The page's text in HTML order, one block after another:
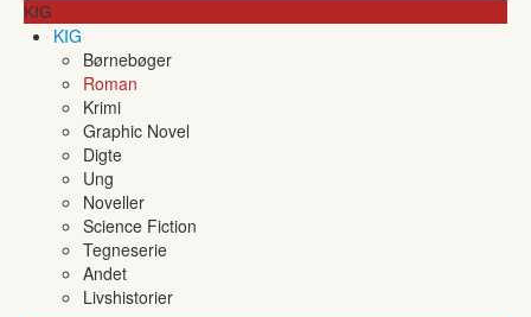
KIG
KIG
Børnebøger
Roman
Krimi
Graphic Novel
Digte
Ung
Noveller
Science Fiction
Tegneserie
Andet
Livshistorier